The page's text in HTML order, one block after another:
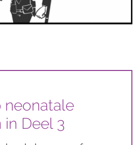
neonatale
Deel 3